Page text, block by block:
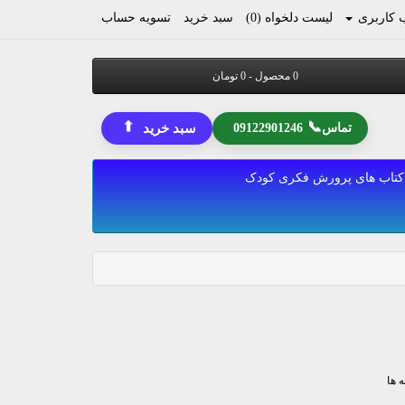
کاربری لیست دلخواه (0) سبد خرید تسویه حساب
0 محصول - 0 تومان
تماس📞
09122901246 سبد خرید ⬆
کتاب های پرورش فکری کودک
ها